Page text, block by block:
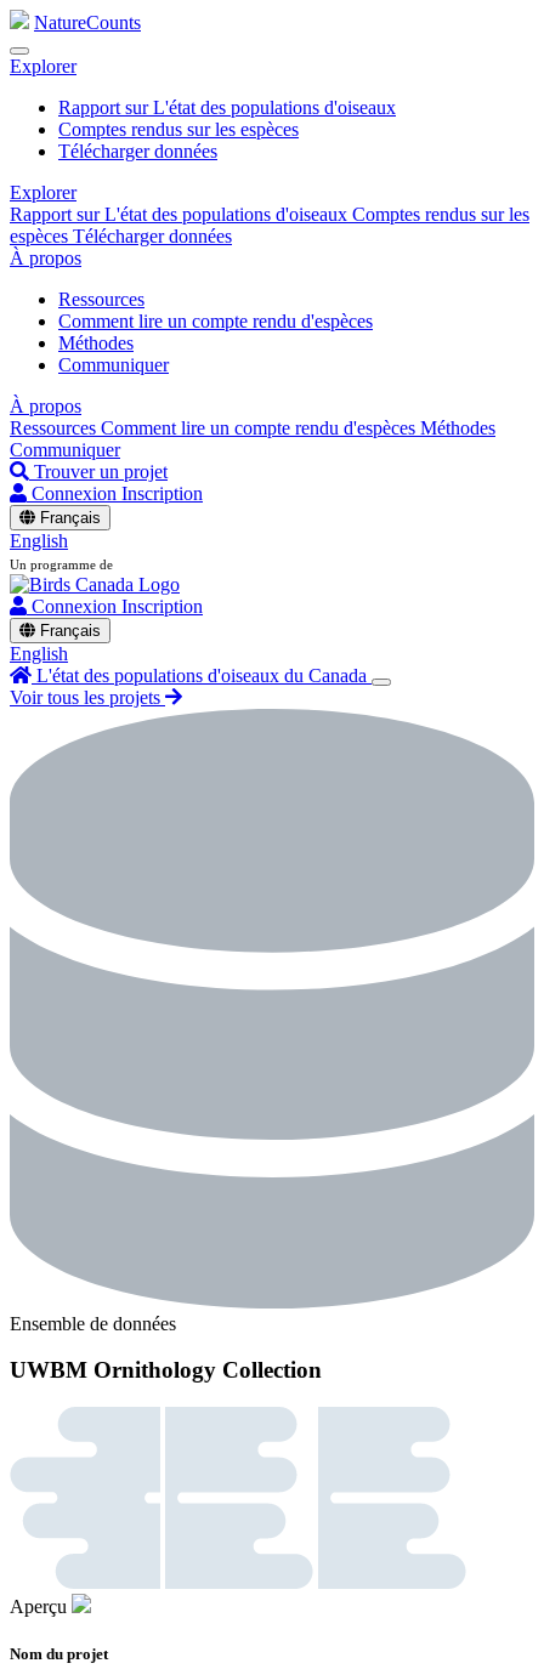
NatureCounts
Explorer
Rapport sur L'état des populations d'oiseaux
Comptes rendus sur les espèces
Télécharger données
Explorer
Rapport sur L'état des populations d'oiseaux Comptes rendus sur les
espèces Télécharger données
À propos
Ressources
Comment lire un compte rendu d'espèces
Méthodes
Communiquer
À propos
Ressources Comment lire un compte rendu d'espèces Méthodes
Communiquer
Trouver un projet
Connexion Inscription
Français
English
Un programme de
Connexion Inscription
Français
English
L'état des populations d'oiseaux du Canada
Voir tous les projets
Ensemble de données
UWBM Ornithology Collection
Aperçu
Nom du projet